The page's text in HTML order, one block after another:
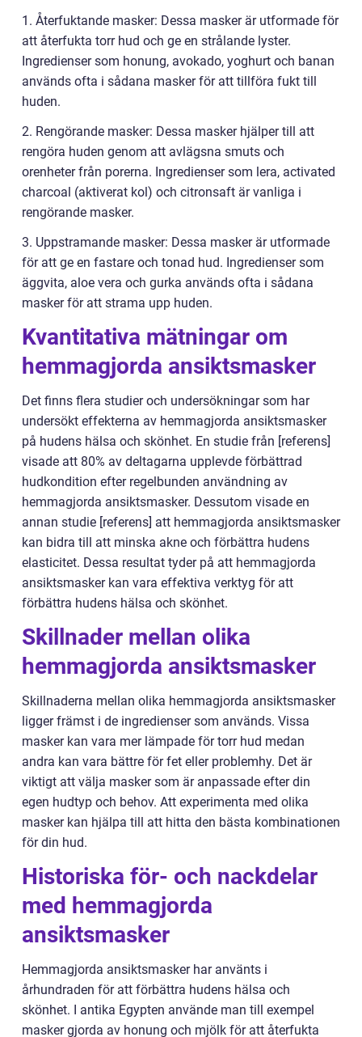
1. Återfuktande masker: Dessa masker är utformade för
att återfukta torr hud och ge en strålande lyster.
Ingredienser som honung, avokado, yoghurt och banan
används ofta i sådana masker för att tillföra fukt till
huden.
2. Rengörande masker: Dessa masker hjälper till att
rengöra huden genom att avlägsna smuts och
orenheter från porerna. Ingredienser som lera, activated
charcoal (aktiverat kol) och citronsaft är vanliga i
rengörande masker.
3. Uppstramande masker: Dessa masker är utformade
för att ge en fastare och tonad hud. Ingredienser som
äggvita, aloe vera och gurka används ofta i sådana
masker för att strama upp huden.
Kvantitativa mätningar om
hemmagjorda ansiktsmasker
Det finns flera studier och undersökningar som har
undersökt effekterna av hemmagjorda ansiktsmasker
på hudens hälsa och skönhet. En studie från [referens]
visade att 80% av deltagarna upplevde förbättrad
hudkondition efter regelbunden användning av
hemmagjorda ansiktsmasker. Dessutom visade en
annan studie [referens] att hemmagjorda ansiktsmasker
kan bidra till att minska akne och förbättra hudens
elasticitet. Dessa resultat tyder på att hemmagjorda
ansiktsmasker kan vara effektiva verktyg för att
förbättra hudens hälsa och skönhet.
Skillnader mellan olika
hemmagjorda ansiktsmasker
Skillnaderna mellan olika hemmagjorda ansiktsmasker
ligger främst i de ingredienser som används. Vissa
masker kan vara mer lämpade för torr hud medan
andra kan vara bättre för fet eller problemhy. Det är
viktigt att välja masker som är anpassade efter din
egen hudtyp och behov. Att experimenta med olika
masker kan hjälpa till att hitta den bästa kombinationen
för din hud.
Historiska för- och nackdelar
med hemmagjorda
ansiktsmasker
Hemmagjorda ansiktsmasker har använts i
århundraden för att förbättra hudens hälsa och
skönhet. I antika Egypten använde man till exempel
masker gjorda av honung och mjölk för att återfukta